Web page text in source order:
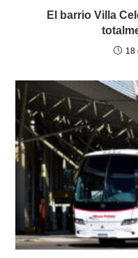
El barrio Villa
18